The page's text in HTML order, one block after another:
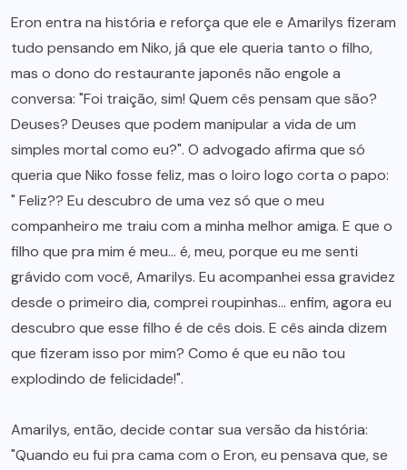
Eron entra na história e reforça que ele e Amarilys fizeram
tudo pensando em Niko, já que ele queria tanto o filho,
mas o dono do restaurante japonês não engole a
conversa: "Foi traição, sim! Quem cês pensam que são?
Deuses? Deuses que podem manipular a vida de um
simples mortal como eu?". O advogado afirma que só
queria que Niko fosse feliz, mas o loiro logo corta o papo:
" Feliz?? Eu descubro de uma vez só que o meu
companheiro me traiu com a minha melhor amiga. E que o
filho que pra mim é meu… é, meu, porque eu me senti
grávido com você, Amarilys. Eu acompanhei essa gravidez
desde o primeiro dia, comprei roupinhas… enfim, agora eu
descubro que esse filho é de cês dois. E cês ainda dizem
que fizeram isso por mim? Como é que eu não tou
explodindo de felicidade!".
Amarilys, então, decide contar sua versão da história:
"Quando eu fui pra cama com o Eron, eu pensava que, se